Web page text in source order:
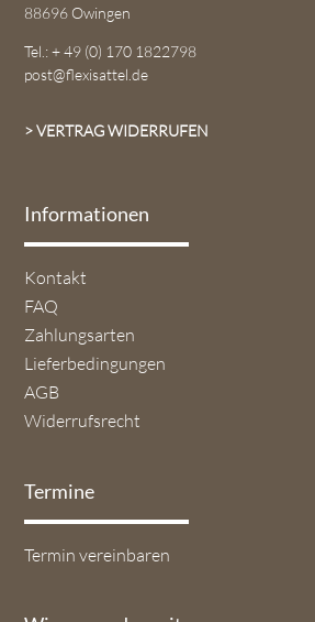
88696 Owingen
Tel.: + 49 (0) 170 1822798
post@flexisattel.de
> VERTRAG WIDERRUFEN
Informationen
Navigation
überspringen
Kontakt
FAQ
Zahlungsarten
Lieferbedingungen
AGB
Widerrufsrecht
Termine
Navigation
überspringen
Termin vereinbaren